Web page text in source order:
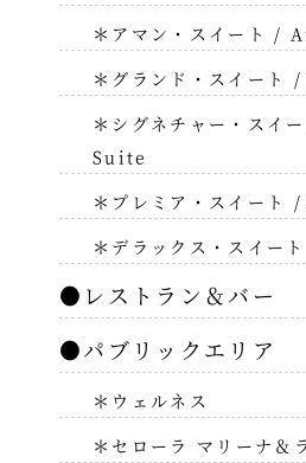
＊アマン・スイート /
＊グランド・スイー
＊シグネチャー・ス
Suite
＊プレミア・スイー
＊デラックス・スイ
●レストラン＆バー
●パブリックエリア
＊ウェルネス
＊セローラ マリーナ＆